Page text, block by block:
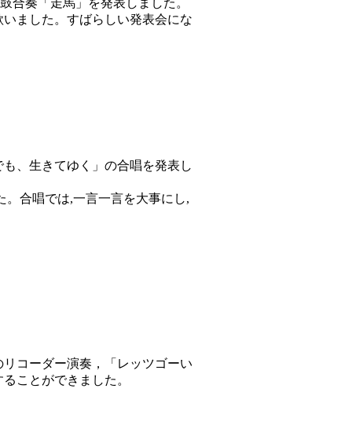
ました。すばらしい発表会にな
、生きてゆく」の合唱を発表し
合唱では,一言一言を大事にし,
コーダー演奏，「レッツゴーい
ことができました。